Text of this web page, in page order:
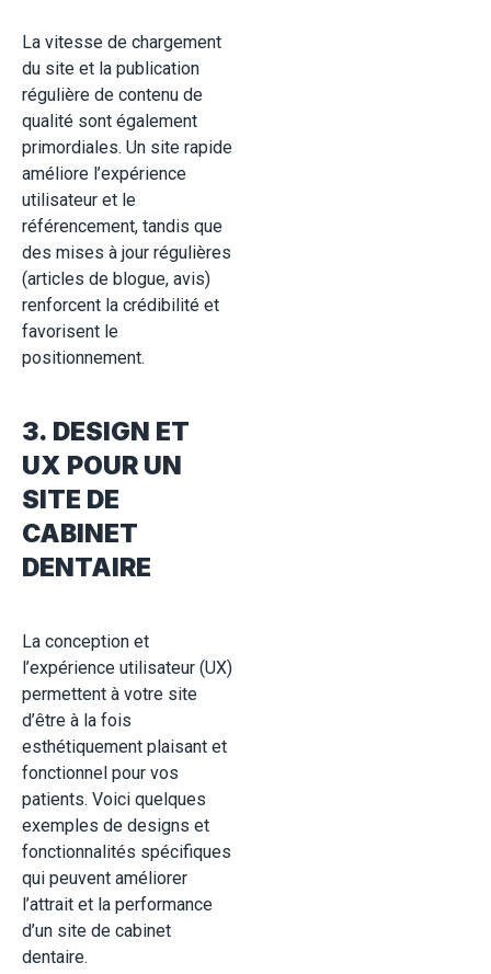
La vitesse de chargement
du site et la publication
régulière de contenu de
qualité sont également
primordiales. Un site rapide
améliore l’expérience
utilisateur et le
référencement, tandis que
des mises à jour régulières
(articles de blogue, avis)
renforcent la crédibilité et
favorisent le
positionnement.
3. DESIGN ET
UX POUR UN
SITE DE
CABINET
DENTAIRE
La conception et
l’expérience utilisateur (UX)
permettent à votre site
d’être à la fois
esthétiquement plaisant et
fonctionnel pour vos
patients. Voici quelques
exemples de designs et
fonctionnalités spécifiques
qui peuvent améliorer
l’attrait et la performance
d’un site de cabinet
dentaire.